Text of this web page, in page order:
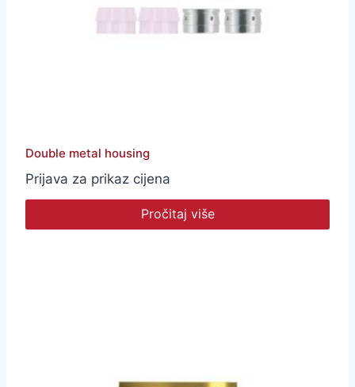
Double metal housing
Prijava za prikaz cijena
Pročitaj više